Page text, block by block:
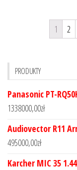
1 2
PRODUKTY
Panasonic PT-
1338000,00zł
Audiovector R11
495000,00zł
Karcher MIC 35